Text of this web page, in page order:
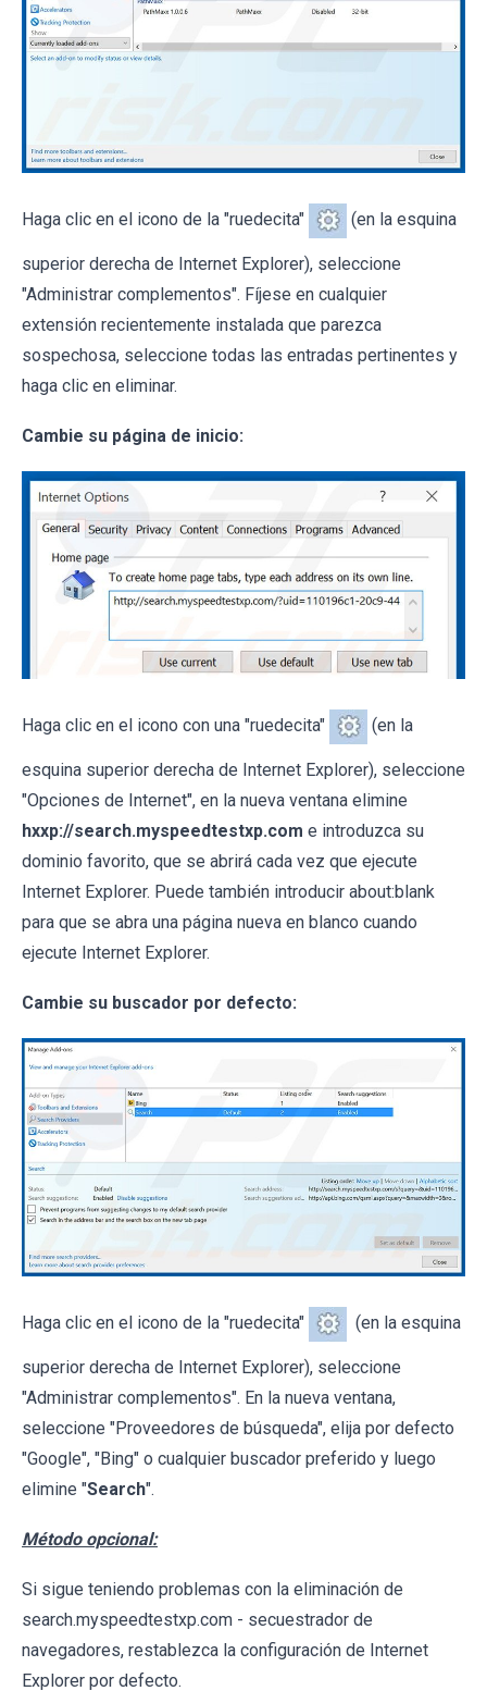
Haga clic en el icono de la "ruedecita" (en la esquina
superior derecha de Internet Explorer), seleccione
"Administrar complementos". Fíjese en cualquier
extensión recientemente instalada que parezca
sospechosa, seleccione todas las entradas pertinentes y
haga clic en eliminar.
Cambie su página de inicio:
Haga clic en el icono con una "ruedecita" (en la
esquina superior derecha de Internet Explorer), seleccione
"Opciones de Internet", en la nueva ventana elimine
hxxp://search.myspeedtestxp.com e introduzca su
dominio favorito, que se abrirá cada vez que ejecute
Internet Explorer. Puede también introducir about:blank
para que se abra una página nueva en blanco cuando
ejecute Internet Explorer.
Cambie su buscador por defecto:
Haga clic en el icono de la "ruedecita" (en la esquina
superior derecha de Internet Explorer), seleccione
"Administrar complementos". En la nueva ventana,
seleccione "Proveedores de búsqueda", elija por defecto
"Google", "Bing" o cualquier buscador preferido y luego
elimine "Search".
Método opcional:
Si sigue teniendo problemas con la eliminación de
search.myspeedtestxp.com - secuestrador de
navegadores, restablezca la configuración de Internet
Explorer por defecto.